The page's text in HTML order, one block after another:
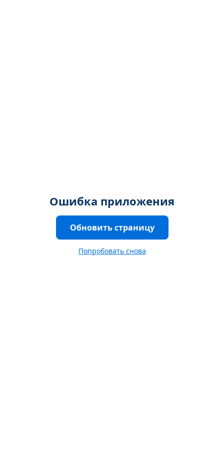
Ошибка приложения
Обновить страницу
Попробовать снова